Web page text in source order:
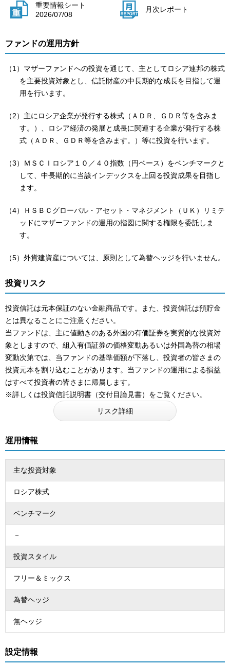
重要情報シート
2026/07/08
月次レポート
ファンドの運用方針
（1）マザーファンドへの投資を通じて、主としてロシア連邦の株式
を主要投資対象とし、信託財産の中長期的な成長を目指して運
用を行います。
（2）主にロシア企業が発行する株式（ＡＤＲ、ＧＤＲ等を含みま
す。）、ロシア経済の発展と成長に関連する企業が発行する株
式（ＡＤＲ、ＧＤＲ等を含みます。）等に投資を行います。
（3）ＭＳＣＩロシア１０／４０指数（円ベース）をベンチマークと
して、中長期的に当該インデックスを上回る投資成果を目指し
ます。
（4）ＨＳＢＣグローバル・アセット・マネジメント（ＵＫ）リミテ
ッドにマザーファンドの運用の指図に関する権限を委託しま
す。
（5）外貨建資産については、原則として為替ヘッジを行いません。
投資リスク
投資信託は元本保証のない金融商品です。また、投資信託は預貯金
とは異なることにご注意ください。
当ファンドは、主に値動きのある外国の有価証券を実質的な投資対
象としますので、組入有価証券の価格変動あるいは外国為替の相場
変動次第では、当ファンドの基準価額が下落し、投資者の皆さまの
投資元本を割り込むことがあります。当ファンドの運用による損益
はすべて投資者の皆さまに帰属します。
※詳しくは投資信託説明書（交付目論見書）をご覧ください。
リスク詳細
運用情報
主な投資対象
ロシア株式
ベンチマーク
－
投資スタイル
フリー＆ミックス
為替ヘッジ
無ヘッジ
設定情報